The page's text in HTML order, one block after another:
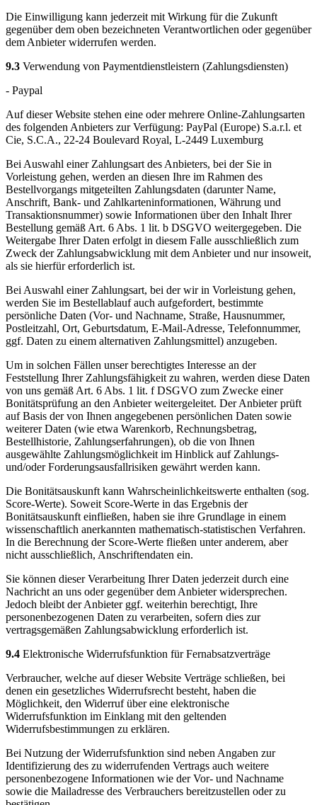
Die Einwilligung kann jederzeit mit Wirkung für die Zukunft
gegenüber dem oben bezeichneten Verantwortlichen oder gegenüber
dem Anbieter widerrufen werden.
9.3 Verwendung von Paymentdienstleistern (Zahlungsdiensten)
- Paypal
Auf dieser Website stehen eine oder mehrere Online-Zahlungsarten
des folgenden Anbieters zur Verfügung: PayPal (Europe) S.a.r.l. et
Cie, S.C.A., 22-24 Boulevard Royal, L-2449 Luxemburg
Bei Auswahl einer Zahlungsart des Anbieters, bei der Sie in
Vorleistung gehen, werden an diesen Ihre im Rahmen des
Bestellvorgangs mitgeteilten Zahlungsdaten (darunter Name,
Anschrift, Bank- und Zahlkarteninformationen, Währung und
Transaktionsnummer) sowie Informationen über den Inhalt Ihrer
Bestellung gemäß Art. 6 Abs. 1 lit. b DSGVO weitergegeben. Die
Weitergabe Ihrer Daten erfolgt in diesem Falle ausschließlich zum
Zweck der Zahlungsabwicklung mit dem Anbieter und nur insoweit,
als sie hierfür erforderlich ist.
Bei Auswahl einer Zahlungsart, bei der wir in Vorleistung gehen,
werden Sie im Bestellablauf auch aufgefordert, bestimmte
persönliche Daten (Vor- und Nachname, Straße, Hausnummer,
Postleitzahl, Ort, Geburtsdatum, E-Mail-Adresse, Telefonnummer,
ggf. Daten zu einem alternativen Zahlungsmittel) anzugeben.
Um in solchen Fällen unser berechtigtes Interesse an der
Feststellung Ihrer Zahlungsfähigkeit zu wahren, werden diese Daten
von uns gemäß Art. 6 Abs. 1 lit. f DSGVO zum Zwecke einer
Bonitätsprüfung an den Anbieter weitergeleitet. Der Anbieter prüft
auf Basis der von Ihnen angegebenen persönlichen Daten sowie
weiterer Daten (wie etwa Warenkorb, Rechnungsbetrag,
Bestellhistorie, Zahlungserfahrungen), ob die von Ihnen
ausgewählte Zahlungsmöglichkeit im Hinblick auf Zahlungs-
und/oder Forderungsausfallrisiken gewährt werden kann.
Die Bonitätsauskunft kann Wahrscheinlichkeitswerte enthalten (sog.
Score-Werte). Soweit Score-Werte in das Ergebnis der
Bonitätsauskunft einfließen, haben sie ihre Grundlage in einem
wissenschaftlich anerkannten mathematisch-statistischen Verfahren.
In die Berechnung der Score-Werte fließen unter anderem, aber
nicht ausschließlich, Anschriftendaten ein.
Sie können dieser Verarbeitung Ihrer Daten jederzeit durch eine
Nachricht an uns oder gegenüber dem Anbieter widersprechen.
Jedoch bleibt der Anbieter ggf. weiterhin berechtigt, Ihre
personenbezogenen Daten zu verarbeiten, sofern dies zur
vertragsgemäßen Zahlungsabwicklung erforderlich ist.
9.4 Elektronische Widerrufsfunktion für Fernabsatzverträge
Verbraucher, welche auf dieser Website Verträge schließen, bei
denen ein gesetzliches Widerrufsrecht besteht, haben die
Möglichkeit, den Widerruf über eine elektronische
Widerrufsfunktion im Einklang mit den geltenden
Widerrufsbestimmungen zu erklären.
Bei Nutzung der Widerrufsfunktion sind neben Angaben zur
Identifizierung des zu widerrufenden Vertrags auch weitere
personenbezogene Informationen wie der Vor- und Nachname
sowie die Mailadresse des Verbrauchers bereitzustellen oder zu